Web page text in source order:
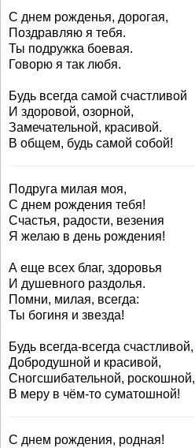
С днем рожденья, дорогая,
Поздравляю я тебя.
Ты подружка боевая.
Говорю я так любя.
Будь всегда самой счастливой
И здоровой, озорной,
Замечательной, красивой.
В общем, будь самой собой!
Подруга милая моя,
С днем рождения тебя!
Счастья, радости, везения
Я желаю в день рождения!
А еще всех благ, здоровья
И душевного раздолья.
Помни, милая, всегда:
Ты богиня и звезда!
Будь всегда-всегда счастливой,
Добродушной и красивой,
Сногсшибательной, роскошной,
В меру в чём-то суматошной!
С днем рождения, родная!